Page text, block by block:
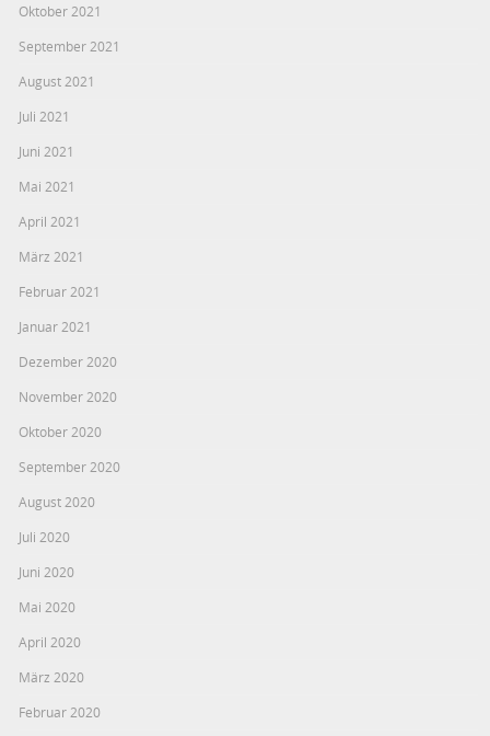
Oktober 2021
September 2021
August 2021
Juli 2021
Juni 2021
Mai 2021
April 2021
März 2021
Februar 2021
Januar 2021
Dezember 2020
November 2020
Oktober 2020
September 2020
August 2020
Juli 2020
Juni 2020
Mai 2020
April 2020
März 2020
Februar 2020